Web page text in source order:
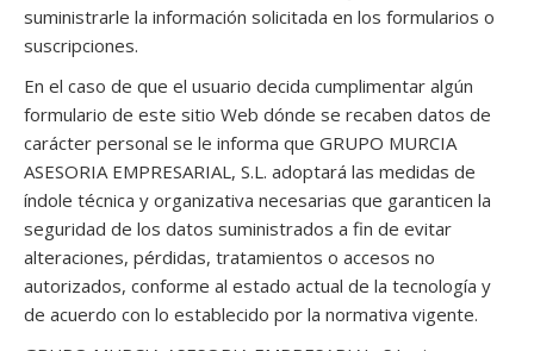
suministrarle la información solicitada en los formularios o
suscripciones.
En el caso de que el usuario decida cumplimentar algún
formulario de este sitio Web dónde se recaben datos de
carácter personal se le informa que GRUPO MURCIA
ASESORIA EMPRESARIAL, S.L. adoptará las medidas de
índole técnica y organizativa necesarias que garanticen la
seguridad de los datos suministrados a fin de evitar
alteraciones, pérdidas, tratamientos o accesos no
autorizados, conforme al estado actual de la tecnología y
de acuerdo con lo establecido por la normativa vigente.